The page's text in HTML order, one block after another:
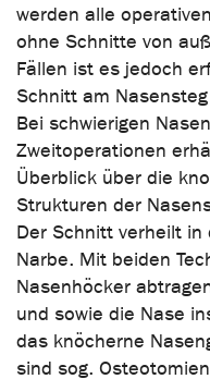
werden alle
ohne Schnitte von
Fällen ist es jedoch
Schnitt am
Bei schwierigen
Zweitoperationen
Überblick über die
Strukturen der
Der Schnitt verheilt in
Narbe. Mit beiden
Nasenhöcker
und sowie die Nase
das knöcherne
sind sog.